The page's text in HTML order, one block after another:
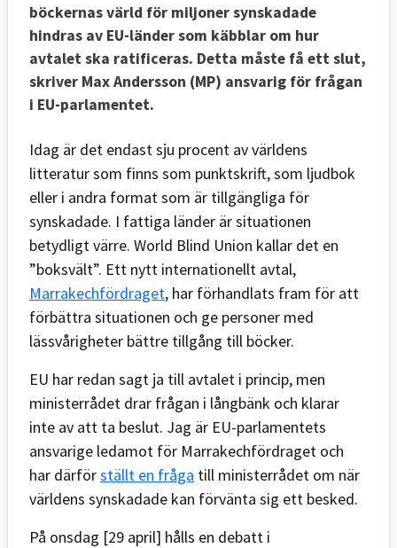
böckernas värld för miljoner synskadade
hindras av EU-länder som käbblar om hur
avtalet ska ratificeras. Detta måste få ett slut,
skriver Max Andersson (MP) ansvarig för frågan
i EU-parlamentet.
Idag är det endast sju procent av världens
litteratur som finns som punktskrift, som ljudbok
eller i andra format som är tillgängliga för
synskadade. I fattiga länder är situationen
betydligt värre. World Blind Union kallar det en
”boksvält”. Ett nytt internationellt avtal,
Marrakechfördraget, har förhandlats fram för att
förbättra situationen och ge personer med
lässvårigheter bättre tillgång till böcker.
EU har redan sagt ja till avtalet i princip, men
ministerrådet drar frågan i långbänk och klarar
inte av att ta beslut. Jag är EU-parlamentets
ansvarige ledamot för Marrakechfördraget och
har därförställt en fråga till ministerrådet om när
världens synskadade kan förvänta sig ett besked.
På onsdag [29 april] hålls en debatt i